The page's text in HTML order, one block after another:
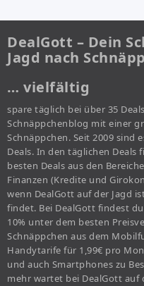
DealGott – Dein
Jagd nach
… vielfältig
spare täglich bei über 35
Schnäppchenblog mit einer
Schnäppchen. Seit 2009 sind
Deals. In den täglichen
besten Deals aus den
Finanzen (Kredite und
wenn DealGott auf der Jagd
findet. Bei DealGott findest
10% unter dem besten
Schnäppchen aus dem
Handytarife für 1,99€ pro
und auch Smartphones zu
mehr wartet bei DealGott auf